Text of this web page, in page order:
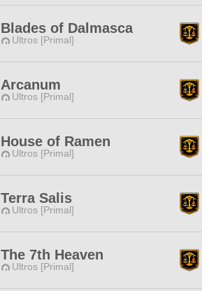
Blades of Dalmasca
Ultros [Primal]
Arcanum
Ultros [Primal]
House of Ramen
Ultros [Primal]
Terra Salis
Ultros [Primal]
The 7th Heaven
Ultros [Primal]